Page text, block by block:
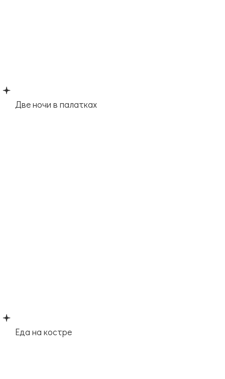
Две ночи в палатках
Еда на костре